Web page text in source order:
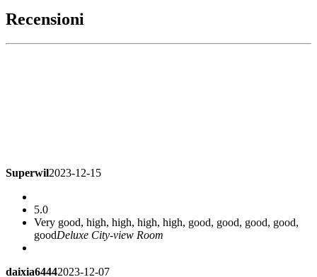
Recensioni
Superwil2023-12-15
5.0
Very good, high, high, high, high, good, good, good, good,
goodDeluxe City-view Room
daixia64442023-12-07